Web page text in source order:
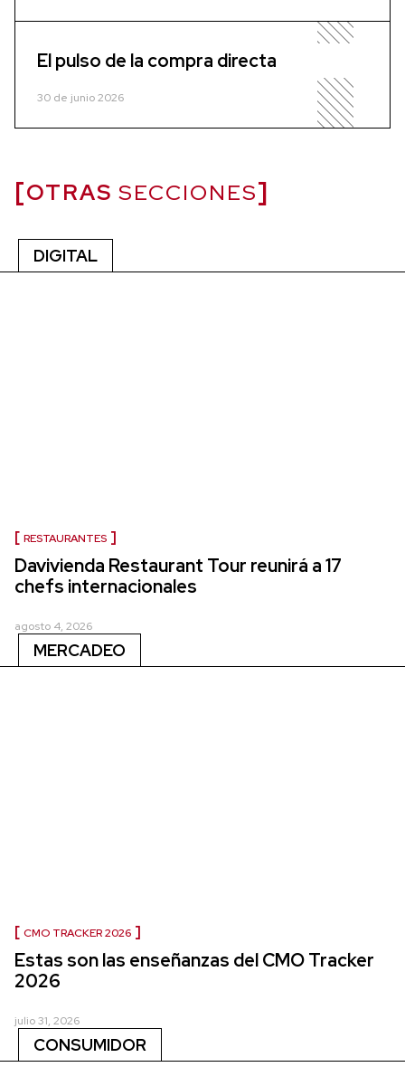
El pulso de la compra directa
30 de junio 2026
OTRAS SECCIONES
DIGITAL
RESTAURANTES
Davivienda Restaurant Tour reunirá a 17
chefs internacionales
agosto 4, 2026
MERCADEO
CMO TRACKER 2026
Estas son las enseñanzas del CMO Tracker
2026
julio 31, 2026
CONSUMIDOR